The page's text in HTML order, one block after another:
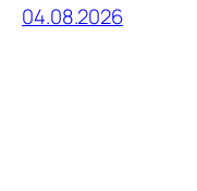
04.08.2026